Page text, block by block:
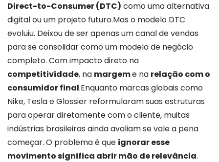
Direct-to-Consumer (DTC) como uma alternativa
digital ou um projeto futuro.Mas o modelo DTC
evoluiu. Deixou de ser apenas um canal de vendas
para se consolidar como um modelo de negócio
completo. Com impacto direto na
competitividade, na margeme na relação com o
consumidor final.Enquanto marcas globais como
Nike, Tesla e Glossier reformularam suas estruturas
para operar diretamente com o cliente, muitas
indústrias brasileiras ainda avaliam se vale a pena
começar. O problema é que ignorar esse
movimento significa abrir mão de relevância.